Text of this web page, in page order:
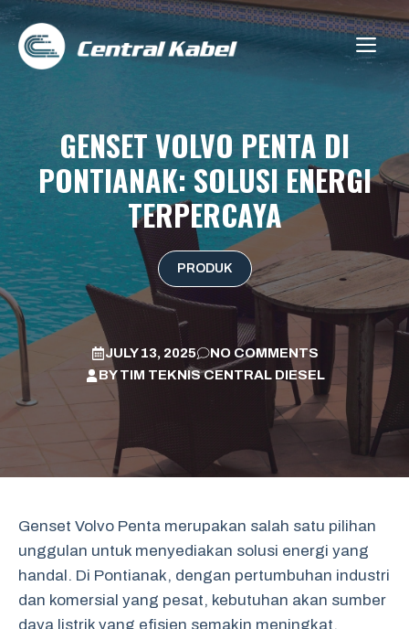
Skip
content
GENSET VOLVO PENTA DI
PONTIANAK: SOLUSI ENERGI
TERPERCAYA
PRODUK
JULY 13, 2025
NO COMMENTS
BYTIM TEKNIS CENTRAL DIESEL
Genset Volvo Penta merupakan salah satu pilihan
unggulan untuk menyediakan solusi energi yang
handal. Di Pontianak, dengan pertumbuhan industri
dan komersial yang pesat, kebutuhan akan sumber
daya listrik yang efisien semakin meningkat.